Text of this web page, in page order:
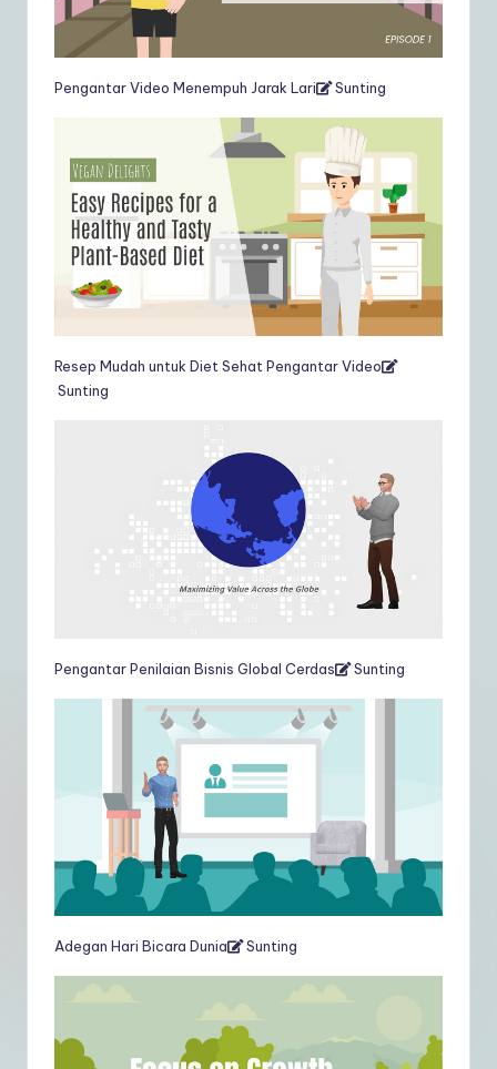
Pengantar Video Menempuh Jarak Lari Sunting
Resep Mudah untuk Diet Sehat Pengantar Video
Sunting
Pengantar Penilaian Bisnis Global Cerdas Sunting
Adegan Hari Bicara Dunia Sunting